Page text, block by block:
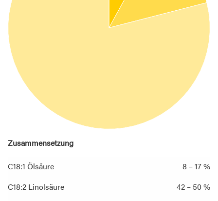
Zusammensetzung
C18:1 Ölsäure
8 – 17 %
C18:2 Linolsäure
42 – 50 %